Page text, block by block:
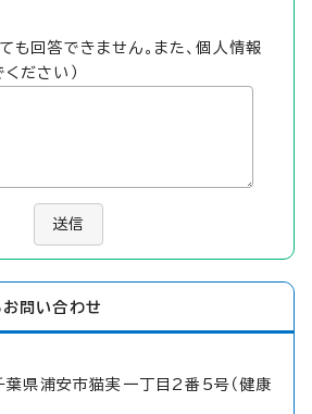
も回答できません。また、個人情報
ださい）
送信
お問い合わせ
浦安市猫実一丁目2番5号（健康